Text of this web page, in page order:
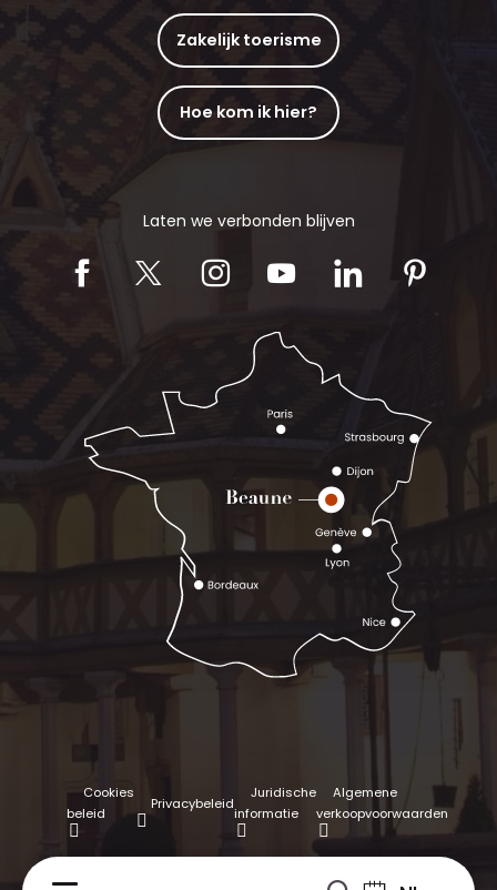
Zakelijk toerisme
Hoe kom ik hier?
Laten we verbonden blijven
Cookies
beleid
Privacybeleid
Juridische
informatie
Algemene
verkoopvoorwaarden